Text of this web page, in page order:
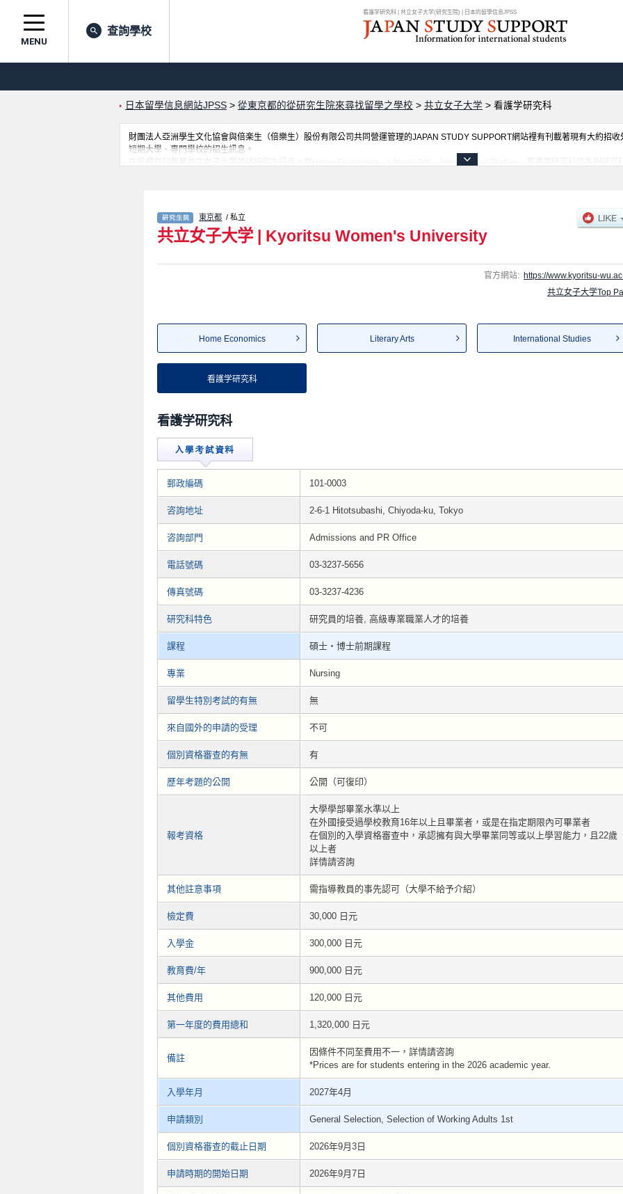
看護学研究科 | 共立女子大学(研究生院) | 日本的留學信息JPSS
MENU
查詢學校
日本留學信息網站JPSS > 從東京都的從研究生院來尋找留學之學校 > 共立女子大学 > 看護学研究科
財團法人亞洲學生文化協會與倍楽生（倍樂生）股份有限公司共同營運管理的JAPAN STUDY SUPPORT網站裡有刊載著現有大約招
短期大學、專門學校的招生訊息。
在這裡有刊載著共立女子大学的詳細招生訊息。有Home Economics、Literary Arts、International Studies、看護学研究科等各別研
東京都 / 私立
共立女子大学 | Kyoritsu Women's University
官方網站: https://www.kyoritsu-
共立女子大学Top
Home Economics Literary Arts International Studies
看護学研究科
看護学研究科
郵政編碼 101-0003
咨詢地址 2-6-1 Hitotsubashi, Chiyoda-ku, Tokyo
咨詢部門 Admissions and PR Office
電話號碼 03-3237-5656
傳真號碼 03-3237-4236
研究科特色 研究員的培養, 高級專業職業人才的培養
課程 碩士・博士前期課程
專業 Nursing
留學生特別考試的有無 無
來自國外的申請的受理 不可
個別資格審查的有無 有
歷年考題的公開 公開（可復印）
報考資格
大學學部畢業水準以上
在外國接受過學校教育16年以上且畢業者，或是在指定期限內可畢業者
在個別的入學資格審查中，承認擁有與大學畢業同等或以上學習能力，且22歲
以上者
詳情請咨詢
其他註意事項 需指導教員的事先認可（大學不給予介紹）
檢定費 30,000 日元
入學金 300,000 日元
教育費/年 900,000 日元
其他費用 120,000 日元
第一年度的費用總和 1,320,000 日元
備註
因條件不同至費用不一，詳情請咨詢
*Prices are for students entering in the 2026 academic year.
入學年月 2027年4月
申請類別 General Selection, Selection of Working Adults 1st
個別資格審查的截止日期 2026年9月3日
申請時期的開始日期 2026年9月7日